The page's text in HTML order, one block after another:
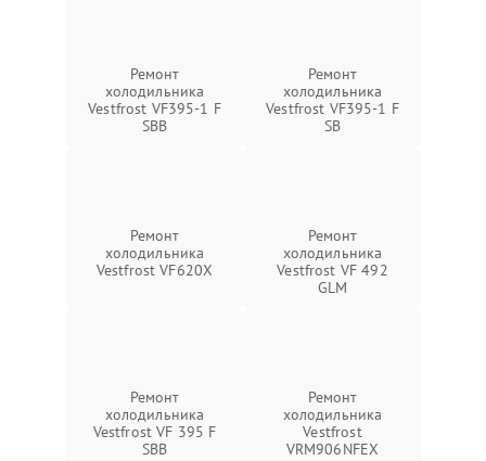
Ремонт
холодильника
Vestfrost VF395-1 F
SBB
Ремонт
холодильника
Vestfrost VF395-1 F
SB
Ремонт
холодильника
Vestfrost VF620X
Ремонт
холодильника
Vestfrost VF 492
GLM
Ремонт
холодильника
Vestfrost VF 395 F
SBB
Ремонт
холодильника
Vestfrost
VRM906NFEX